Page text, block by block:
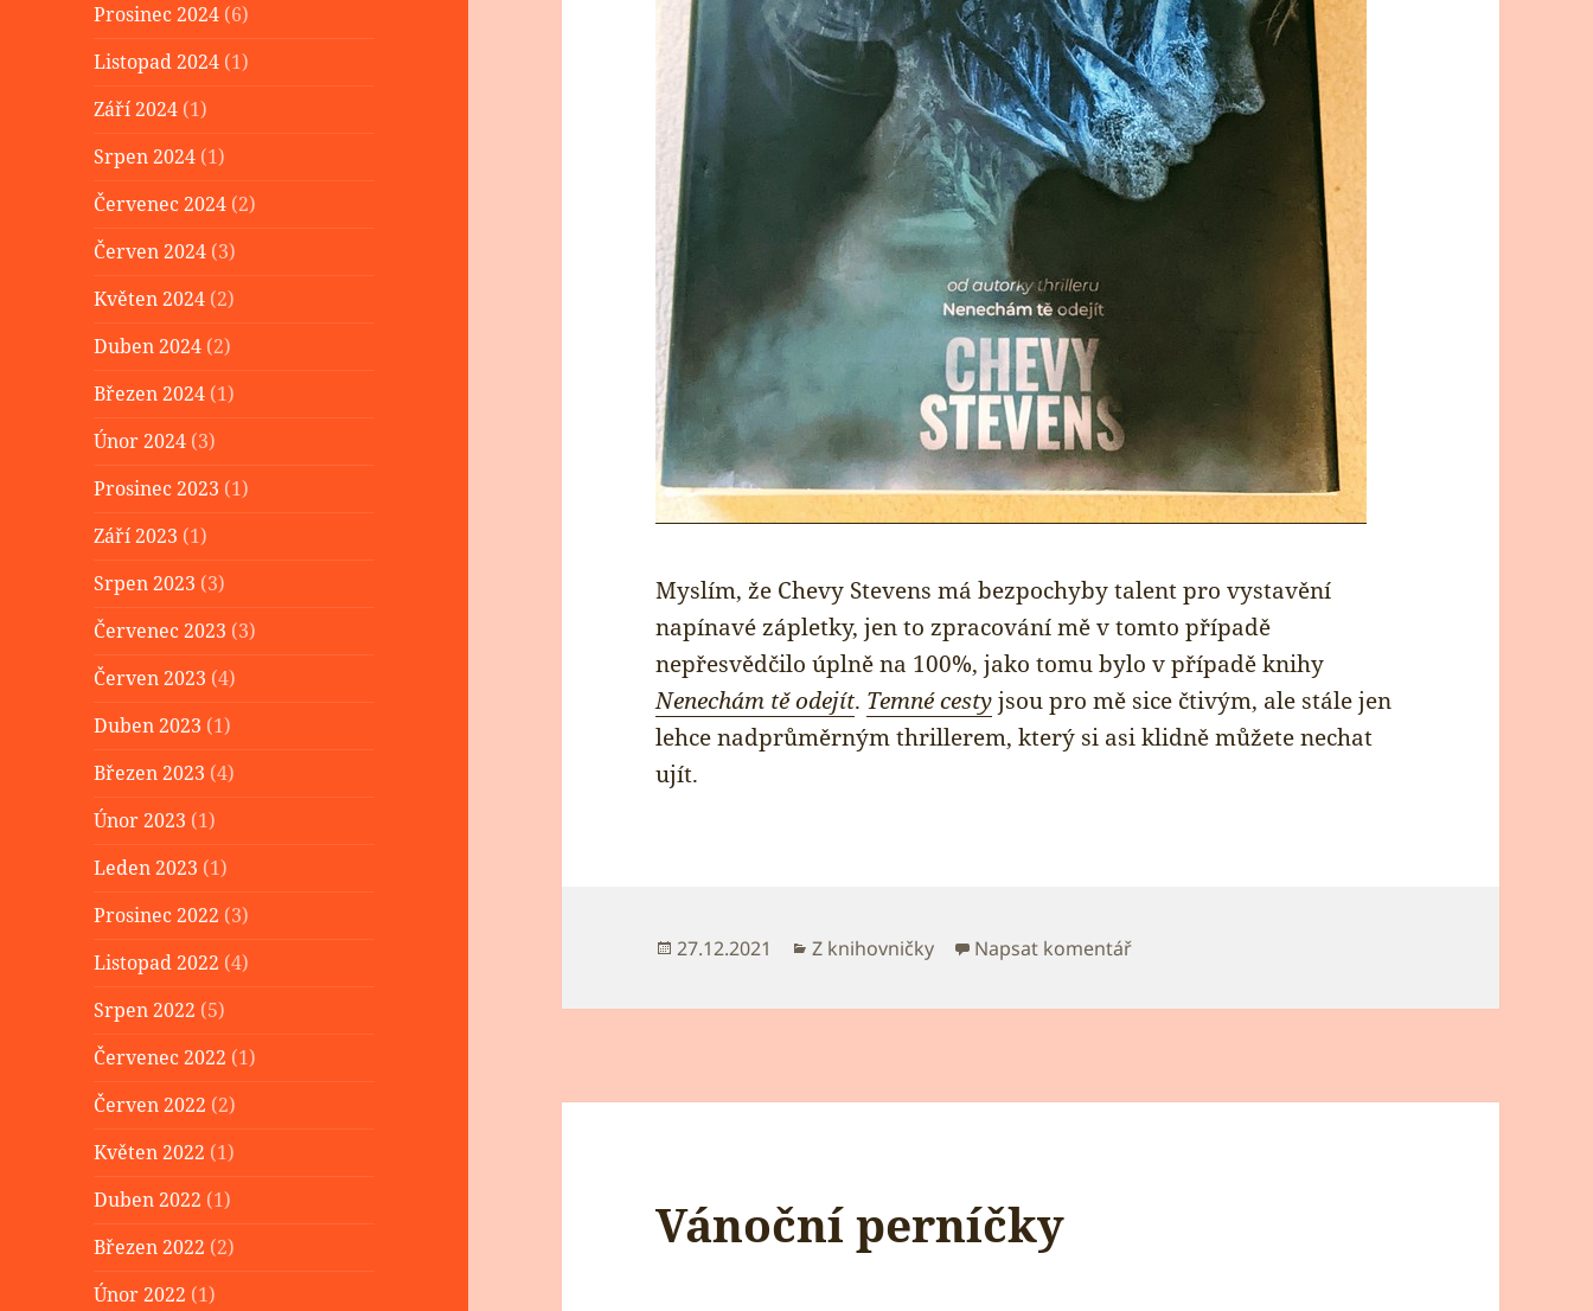
Prosinec 2024 (6)
Listopad 2024 (1)
Září 2024 (1)
Srpen 2024 (1)
Červenec 2024 (2)
Červen 2024 (3)
Květen 2024 (2)
Duben 2024 (2)
Březen 2024 (1)
Únor 2024 (3)
Prosinec 2023 (1)
Září 2023 (1)
Srpen 2023 (3)
Červenec 2023 (3)
Červen 2023 (4)
Duben 2023 (1)
Březen 2023 (4)
Únor 2023 (1)
Leden 2023 (1)
Prosinec 2022 (3)
Listopad 2022 (4)
Srpen 2022 (5)
Červenec 2022 (1)
Červen 2022 (2)
Květen 2022 (1)
Duben 2022 (1)
Březen 2022 (2)
Únor 2022 (1)
Myslím, že Chevy Stevens má bezpochyby talent pro vystavění
napínavé zápletky, jen to zpracování mě v tomto případě
nepřesvědčilo úplně na 100%, jako tomu bylo v případě knihy
Nenechám tě odejít. Temné cestyjsou pro mě sice čtivým, ale stále jen
lehce nadprůměrným thrillerem, který si asi klidně můžete nechat
ujít.
Publikováno:
27.12.2021 Rubriky:
Z knihovničky Napsat komentářpro text s názvem Chevy Stevens – Temné cesty
Vánoční perníčky